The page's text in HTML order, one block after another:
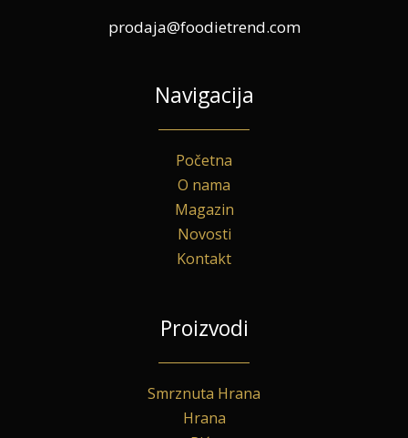
prodaja@foodietrend.com
Navigacija
Početna
O nama
Magazin
Novosti
Kontakt
Proizvodi
Smrznuta Hrana
Hrana